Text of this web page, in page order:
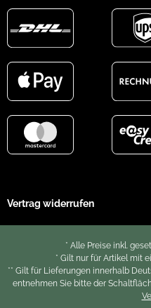
Vertrag widerrufen
* Alle Preise inkl.
* Gilt nur für Artikel mit
** Gilt für Lieferungen innerhalb
entnehmen Sie bitte der